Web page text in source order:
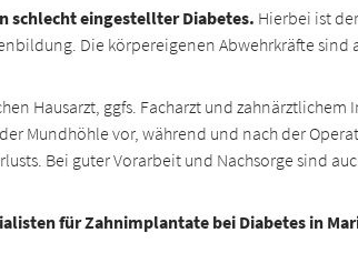
schlecht eingestellter Diabetes. Hierbei ist
Die körpereigenen Abwehrkräfte
Hausarzt, ggfs. Facharzt und
Mundhöhle vor, während und nach der
Bei guter Vorarbeit und Nachsorge sind
für Zahnimplantate bei Diabetes in